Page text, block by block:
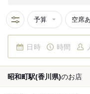
予算 空席
日時 時間
昭和町駅(香川県)のお店